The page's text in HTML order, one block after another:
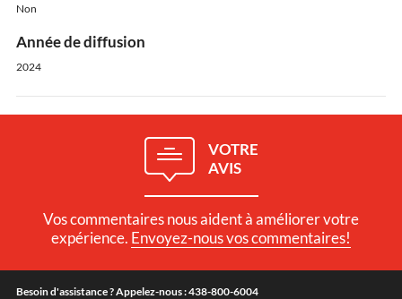
Non
Année de diffusion
2024
VOTRE
AVIS
Vos commentaires nous aident à améliorer votre
expérience. Envoyez-nous vos commentaires!
Besoin d'assistance ? Appelez-nous : 438-800-6004